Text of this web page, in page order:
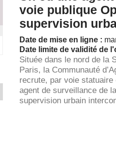
voie publique
supervision
Date de mise en ligne :
Date limite de validité de
Située dans le nord de la
Paris, la Communauté
recrute, par voie
agent de surveillance de
supervision urbain